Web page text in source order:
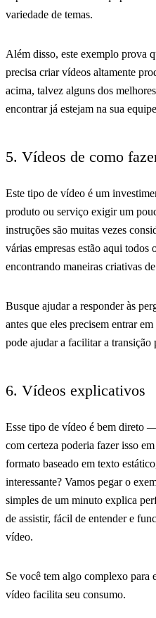
variedade de temas.
Além disso, este exemplo prova
precisa criar vídeos altamente
acima, talvez alguns dos
encontrar já estejam na sua
5. Vídeos de como
Este tipo de vídeo é um
produto ou serviço exigir um
instruções são muitas vezes
várias empresas estão aqui todos
encontrando maneiras criativas
Busque ajudar a responder às
antes que eles precisem entrar
pode ajudar a facilitar a transição
6. Vídeos explicativos
Esse tipo de vídeo é bem direto
com certeza poderia fazer isso
formato baseado em texto
interessante? Vamos pegar o
simples de um minuto explica
de assistir, fácil de entender e
vídeo.
Se você tem algo complexo
vídeo facilita seu consumo.